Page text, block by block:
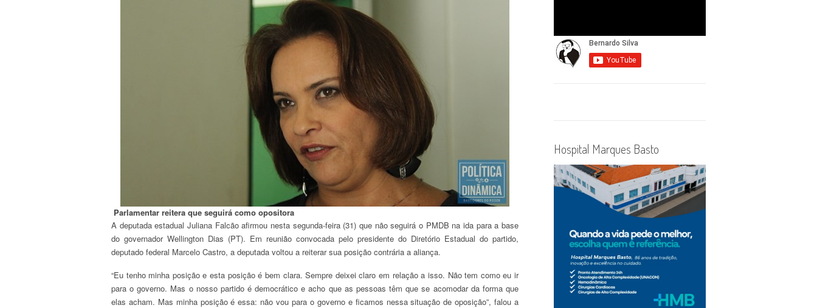
Parlamentar reitera que seguirá como opositora
A deputada estadual Juliana Falcão afirmou nesta segunda-feira (31) que não seguirá o PMDB na ida para a base
do governador Wellington Dias (PT). Em reunião convocada pelo presidente do Diretório Estadual do partido,
deputado federal Marcelo Castro, a deputada voltou a reiterar sua posição contrária a aliança.
“Eu tenho minha posição e esta posição é bem clara. Sempre deixei claro em relação a isso. Não tem como eu ir
para o governo. Mas o nosso partido é democrático e acho que as pessoas têm que se acomodar da forma que
elas acham. Mas minha posição é essa: não vou para o governo e ficamos nessa situação de oposição”, falou a
Hospital Marques Basto